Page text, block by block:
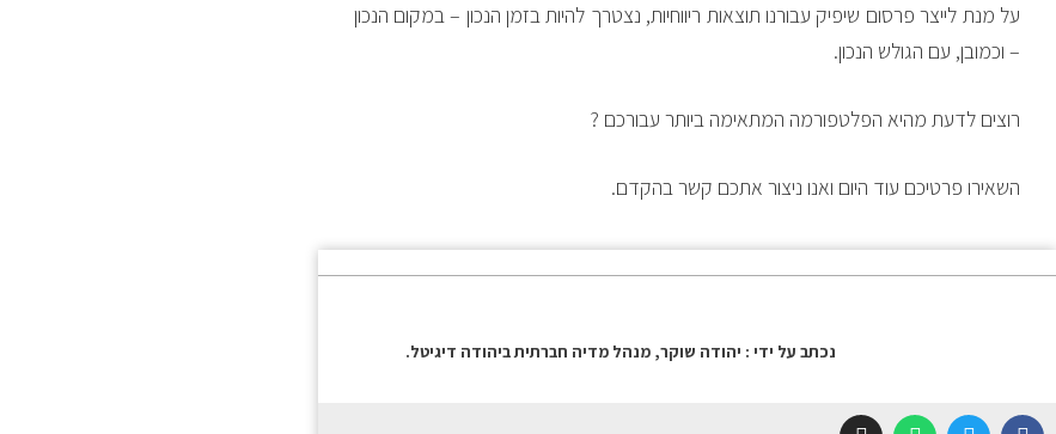
על מנת לייצר פרסום שיפיק עבורנו תוצאות ריווחיות, נצטרך להיות בזמן הנכון – במקום הנכון
– וכמובן, עם הגולש הנכון.
רוצים לדעת מהיא הפלטפורמה המתאימה ביותר עבורכם ?
השאירו פרטיכם עוד היום ואנו ניצור אתכם קשר בהקדם.
נכתב על ידי : יהודה שוקר, מנהל מדיה חברתית ביהודה דיגיטל.